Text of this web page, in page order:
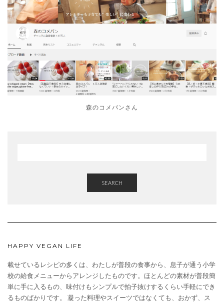
森のコメパンさん
SEARCH
HAPPY VEGAN LIFE
載せているレシピの多くは、わたしが普段の食事から、息子が通う小学
校の給食メニューからアレンジしたものです。ほとんどの素材が普段簡
単に手に入るもの、味付けもシンプルで拍子抜けするくらい手軽にでき
るものばかりです。 凝った料理やスイーツではなくても、おかず、ス